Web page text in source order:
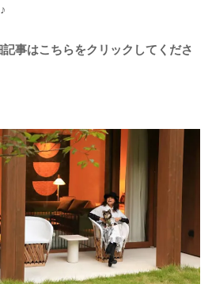
事はこちらをクリックしてくださ